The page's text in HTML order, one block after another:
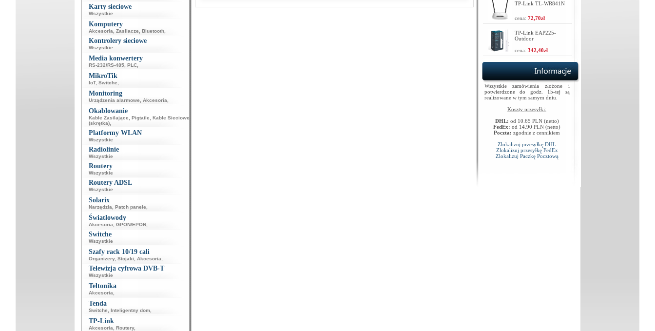
Karty sieciowe
Wszystkie
Komputery
Akcesoria Zasilacze Bluetooth,
Kontrolery sieciowe
Wszystkie
Media konwertery
RS-232/RS-485, PLC,
MikroTik
IoT, Switche
Monitoring
Urządzenia alarmowe Akcesoria
Okablowanie
Kable Zasilające Pigtaile
Kable Sieciowe
(skrętka),
Platformy WLAN
Wszystkie
Radiolinie
Wszystkie
Routery
Wszystkie
Routery ADSL
Wszystkie
Solarix
Narzędzia Patch panele
Światłowody
Akcesoria GPON/EPON,
Switche
Wszystkie
Szafy rack 10/19 cali
Organizery, Stojaki Akcesoria
Telewizja cyfrowa DVB-T
Wszystkie
Teltonika
Akcesoria
Tenda
Switche Inteligentny dom,
TP-Link
Akcesoria Routery,
TP-Link TL-WR841N
cena: 72,70zł
TP-Link EAP225-
Outdoor
cena: 342,40zł
Wszystkie zamówienia złożone i
potwierdzone do godz. 15-tej są
realizowane w tym samym dniu.
Koszty przesyłki:
DHL: od 10.65 PLN (netto)
FedEx: od 14.90 PLN (netto)
Poczta: zgodnie z cennikiem
Zlokalizuj przesyłkę DHL
Zlokalizuj przesyłkę FedEx
Zlokalizuj Paczkę Pocztową